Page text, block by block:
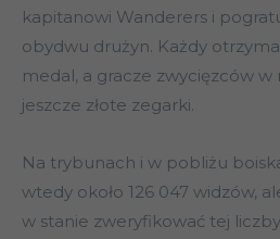
kapitanowi Wanderers i
obydwu drużyn. Każdy
medal, a gracze zwycięzców
jeszcze złote zegarki.
Na trybunach i w pobliżu
wtedy około 126 047 widzów,
w stanie zweryfikować tej